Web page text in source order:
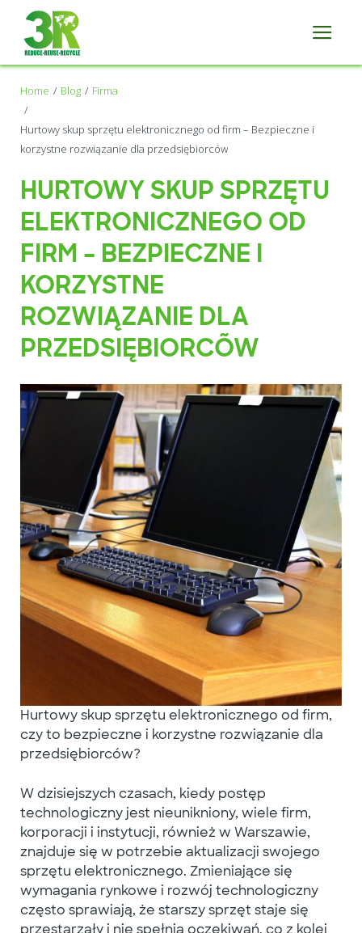
Home Blog Firma
Hurtowy skup sprzętu elektronicznego od firm – Bezpieczne i
korzystne rozwiązanie dla przedsiębiorców
HURTOWY SKUP SPRZĘTU
ELEKTRONICZNEGO OD
FIRM – BEZPIECZNE I
KORZYSTNE
ROZWIĄZANIE DLA
PRZEDSIĘBIORCÓW
Hurtowy skup sprzętu elektronicznego od firm,
czy to bezpieczne i korzystne rozwiązanie dla
przedsiębiorców?
W dzisiejszych czasach, kiedy postęp
technologiczny jest nieunikniony, wiele firm,
korporacji i instytucji, również w Warszawie,
znajduje się w potrzebie aktualizacji swojego
sprzętu elektronicznego. Zmieniające się
wymagania rynkowe i rozwój technologiczny
często sprawiają, że starszy sprzęt staje się
przestarzały i nie spełnia oczekiwań, co z kolei